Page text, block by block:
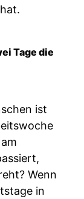
Tage die
ist
Wenn
in